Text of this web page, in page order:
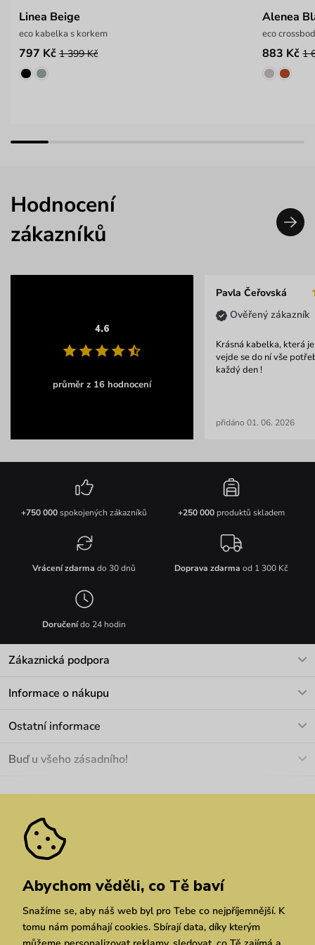
Linea Beige
eco kabelka s korkem
797 Kč 1 399 Kč
Alenea
eco
883 Kč 1
Hodnocení
zákazníků
4.6
průměr z 16 hodnocení
Pavla Čeřovská
Ověřený zákazník
Krásná kabelka, která
vejde se do ní vše
každý den !
přidáno 01. 06. 2026
+750 000spokojených zákazníků +250 000produktů skladem
Vrácení zdarma do 30 dnů Doprava zdarma od 1 300 Kč
Doručenído 24 hodin
Zákaznická podpora
Informace o nákupu
Materiály a údržba
Pozáruční opravy
Ostatní informace
Velkoobchod
We Care
Dárkové poukazy
Vuchlook
Prodejny
Praha Brno Chrudim
Buď u všeho zásadního!
Zásady ochrany osobních údajů
Abychom věděli, co Tě baví
Snažíme se, aby náš web byl pro Tebe co nejpříjemnější. K
tomu nám pomáhají cookies. Sbírají data, díky kterým